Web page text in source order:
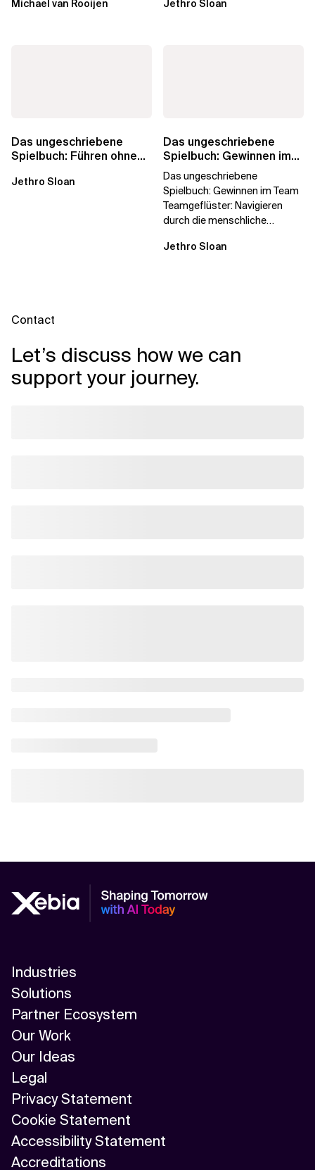
Michael van Rooijen Jethro Sloan
Das ungeschriebene
Spielbuch: Führen ohne
Jethro Sloan
Das ungeschriebene
Spielbuch: Gewinnen im
Team
Das ungeschriebene
Spielbuch: Gewinnen im Team
Teamgeflüster: Navigieren
durch die menschliche
vorbereitet hat „Wir...
Jethro Sloan
Contact
Let’s discuss how we can
support your journey.
Industries
Solutions
Partner Ecosystem
Our Work
Our Ideas
Legal
Privacy Statement
Cookie Statement
Accessibility Statement
Accreditations